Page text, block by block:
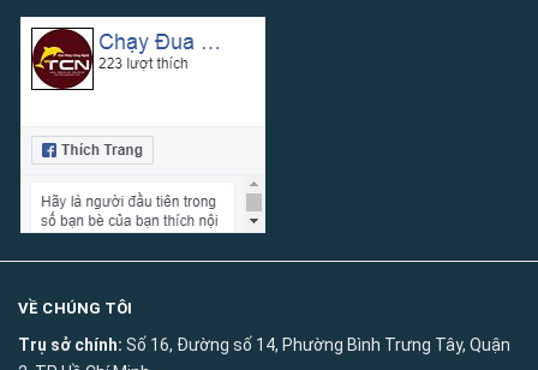
VỀ CHÚNG TÔI
Trụ sở chính: Số 16, Đường số 14, Phường Bình Trưng Tây, Quận